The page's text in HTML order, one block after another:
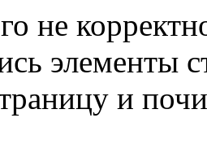
не
элементы
и